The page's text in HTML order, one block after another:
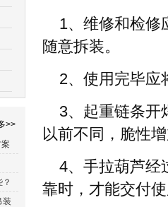
1、维修和检修
随意拆装。
2、使用完毕应
3、起重链条开
以前不同，脆性
4、手拉葫芦经
靠时，才能交付
>>
装